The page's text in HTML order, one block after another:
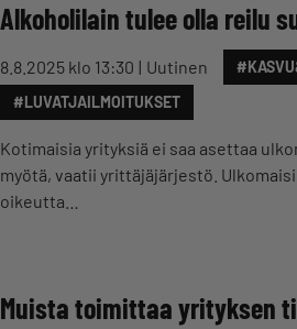
Alkoholilain tulee olla reilu
8.8.2025 klo 13:30 Uutinen
#LUVATJAILMOITUKSET
Kotimaisia yrityksiä ei saa asettaa
myötä, vaatii yrittäjäjärjestö.
oikeutta…
Muista toimittaa yrityksen